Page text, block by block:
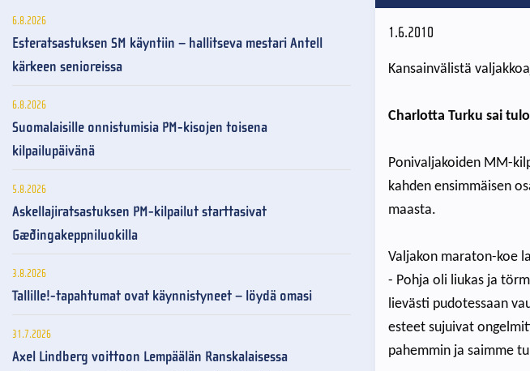
1.6.2010
Kansainvälistä
Charlotta Turku sai
Ponivaljakoiden MM-
kahden ensimmäisen
maasta.
Valjakon maraton-koe
- Pohja oli liukas ja
lievästi pudotessaan
esteet sujuivat
pahemmin ja saimme
6.8.2026
Esteratsastuksen SM käyntiin – hallitseva mestari Antell
kärkeen senioreissa
6.8.2026
Suomalaisille onnistumisia PM-kisojen toisena
kilpailupäivänä
5.8.2026
Askellajiratsastuksen PM-kilpailut starttasivat
Gæðingakeppniluokilla
3.8.2026
Tallille!-tapahtumat ovat käynnistyneet – löydä omasi
31.7.2026
Axel Lindberg voittoon Lempäälän Ranskalaisessa